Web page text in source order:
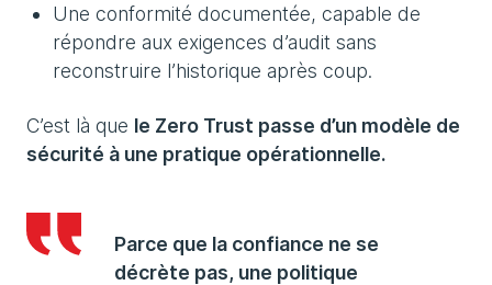
Une conformité documentée, capable de
répondre aux exigences d’audit sans
reconstruire l’historique après coup.
C’est là que le Zero Trust passe d’un modèle de
sécurité à une pratique opérationnelle.
Parce que la confiance ne se
décrète pas, une politique